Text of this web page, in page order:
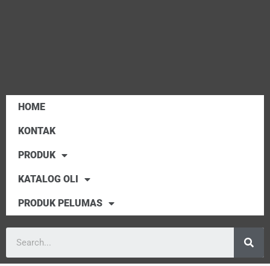
HOME
KONTAK
PRODUK
KATALOG OLI
PRODUK PELUMAS